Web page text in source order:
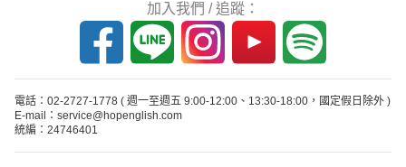
加入我們 / 追蹤：
電話：02-2727-1778 ( 週一至週五 9:00-12:00、13:30-18:00，國定假日除外 )
E-mail：service@hopenglish.com
統編：24746401